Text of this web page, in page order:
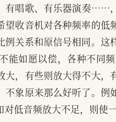
有唱歌、有乐器演奏……
收音机对各种频率的
例关系和原信号相同。
能如愿以偿，各种不同
，有些则放大得不大，
象原来那么好听了。
低音频放大不足，则使